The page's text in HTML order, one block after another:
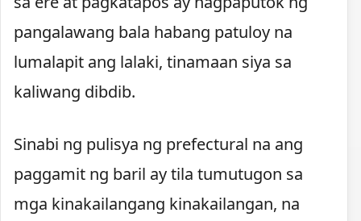
pangalawang bala habang patuloy na
lumalapit ang lalaki, tinamaan siya sa
kaliwang dibdib.
Sinabi ng pulisya ng prefectural na ang
paggamit ng baril ay tila tumutugon sa
mga kinakailangang kinakailangan, na